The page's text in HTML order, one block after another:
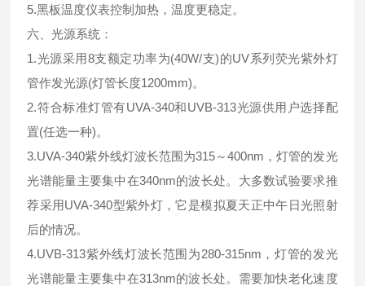
5.黑板温度仪表控制加热，温度更稳定。
六、光源系统：
1.光源采用8支额定功率为(40W/支)的UV系列荧光紫外灯
管作发光源(灯管长度1200mm)。
2.符合标准灯管有UVA-340和UVB-313光源供用户选择配
置(任选一种)。
3.UVA-340紫外线灯波长范围为315～400nm，灯管的发光
光谱能量主要集中在340nm的波长处。大多数试验要求推
荐采用UVA-340型紫外灯，它是模拟夏天正中午日光照射
后的情况。
4.UVB-313紫外线灯波长范围为280-315nm，灯管的发光
光谱能量主要集中在313nm的波长处。需要加快老化速度